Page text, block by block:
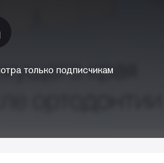
только подписчикам